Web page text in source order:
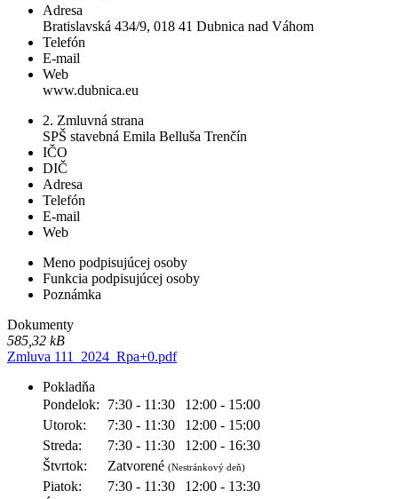
Adresa
Bratislavská 434/9, 018 41 Dubnica nad Váhom
Telefón
E-mail
Web
www.dubnica.eu
2. Zmluvná strana
SPŠ stavebná Emila Belluša Trenčín
IČO
DIČ
Adresa
Telefón
E-mail
Web
Meno podpisujúcej osoby
Funkcia podpisujúcej osoby
Poznámka
Dokumenty
585,32 kB
Zmluva 111_2024_Rpa+0.pdf
Pokladňa
Pondelok:
7:30 - 11:30
12:00 - 15:00
Utorok:
7:30 - 11:30
12:00 - 15:00
Streda:
7:30 - 11:30
12:00 - 16:30
Štvrtok:
Zatvorené (Nestránkový deň)
Piatok: 7:30 - 11:30
12:00 - 13:30